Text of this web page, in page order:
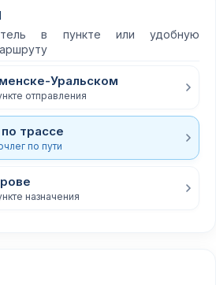
в пункте или удобную
Уральском
отправления
трассе
по пути
назначения